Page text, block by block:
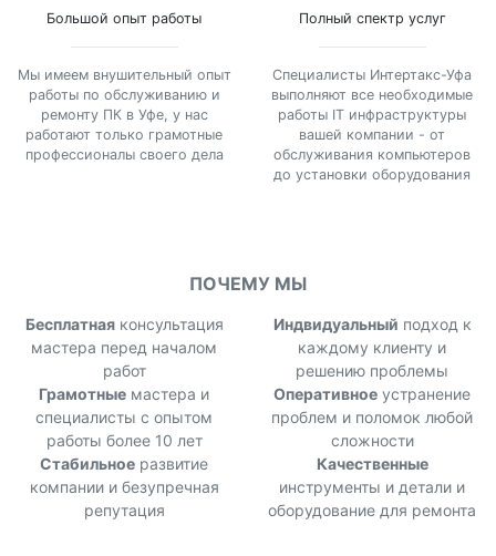
Большой опыт работы
Мы имеем внушительный опыт
работы по обслуживанию и
ремонту ПК в Уфе, у нас
работают только грамотные
профессионалы своего дела
Полный спектр услуг
Специалисты Интертакс-Уфа
выполняют все необходимые
работы IT инфраструктуры
вашей компании - от
обслуживания компьютеров
до установки оборудования
ПОЧЕМУ МЫ
Бесплатнаяконсультация
мастера перед началом
работ
Индвидуальный подход к
каждому клиенту и
решению проблемы
Грамотные мастера и
специалисты с опытом
работы более 10 лет
Оперативное устранение
проблем и поломок любой
сложности
Стабильное развитие
компании и безупречная
репутация
Качественные
инструменты и детали и
оборудование для ремонта